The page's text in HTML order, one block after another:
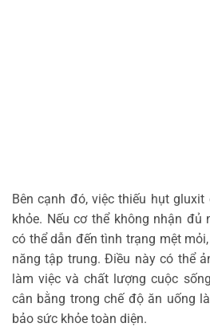
Bên cạnh đó, việc thiếu hụt
khỏe. Nếu cơ thể không nhận
có thể dẫn đến tình trạng mệt
năng tập trung. Điều này có thể
làm việc và chất lượng cuộc
cân bằng trong chế độ ăn uống
bảo sức khỏe toàn diện.